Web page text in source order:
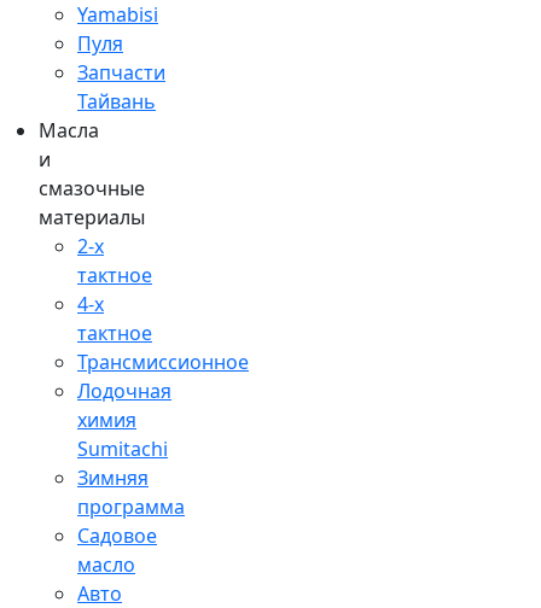
Yamabisi
Пуля
Запчасти
Тайвань
Масла
и
смазочные
материалы
2-х
тактное
4-х
тактное
Трансмиссионное
Лодочная
химия
Sumitachi
Зимняя
программа
Садовое
масло
Авто